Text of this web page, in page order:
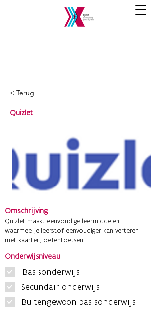
< Terug
Quizlet
Omschrijving
Quizlet maakt eenvoudige leermiddelen
waarmee je leerstof eenvoudiger kan verteren
met kaarten, oefentoetsen...
Onderwijsniveau
Basisonderwijs
Secundair onderwijs
Buitengewoon basisonderwijs